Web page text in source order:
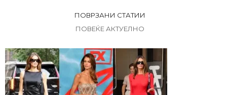
ПОВРЗАНИ СТАТИИ
ПОВЕЌЕ АКТУЕЛНО